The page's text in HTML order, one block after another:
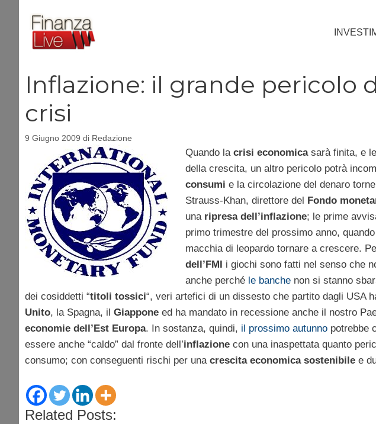
contenuto
Inflazione: il grande pericolo
crisi
9 Giugno 2009 di Redazione
Quando la crisi economicasarà finita, e
della crescita, un altro pericolo potrà
consumi e la circolazione del denaro
Strauss-Khan, direttore del Fondo
una ripresa dell’inflazione; le prime
primo trimestre del prossimo anno,
macchia di leopardo tornare a crescere.
dell’FMI i giochi sono fatti nel senso che
anche perché le banchenon si stanno
dei cosiddetti “titoli tossici“, veri artefici di un dissesto che partito dagli USA
Unito, la Spagna, il Giappone ed ha mandato in recessione anche il nostro
economie dell’Est Europa. In sostanza, quindi, il prossimo autunno potrebbe
essere anche “caldo” dal fronte dell’inflazione con una inaspettata quanto
consumo; con conseguenti rischi per una crescita economica sostenibile e
Related Posts: